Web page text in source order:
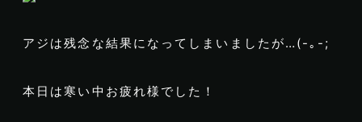
アジは残念な結果になってしまいましたが…(-｡-;
本日は寒い中お疲れ様でした！